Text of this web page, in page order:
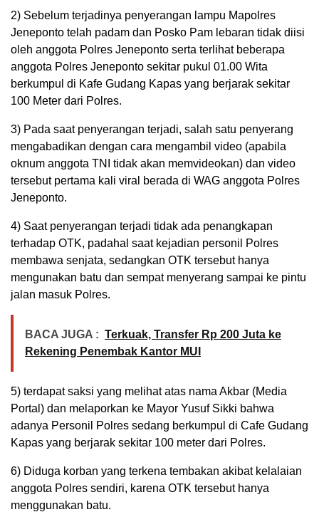
2) Sebelum terjadinya penyerangan lampu Mapolres
Jeneponto telah padam dan Posko Pam lebaran tidak diisi
oleh anggota Polres Jeneponto serta terlihat beberapa
anggota Polres Jeneponto sekitar pukul 01.00 Wita
berkumpul di Kafe Gudang Kapas yang berjarak sekitar
100 Meter dari Polres.
3) Pada saat penyerangan terjadi, salah satu penyerang
mengabadikan dengan cara mengambil video (apabila
oknum anggota TNI tidak akan memvideokan) dan video
tersebut pertama kali viral berada di WAG anggota Polres
Jeneponto.
4) Saat penyerangan terjadi tidak ada penangkapan
terhadap OTK, padahal saat kejadian personil Polres
membawa senjata, sedangkan OTK tersebut hanya
mengunakan batu dan sempat menyerang sampai ke pintu
jalan masuk Polres.
BACA JUGA : Terkuak, Transfer Rp 200 Juta ke
Rekening Penembak Kantor MUI
5) terdapat saksi yang melihat atas nama Akbar (Media
Portal) dan melaporkan ke Mayor Yusuf Sikki bahwa
adanya Personil Polres sedang berkumpul di Cafe Gudang
Kapas yang berjarak sekitar 100 meter dari Polres.
6) Diduga korban yang terkena tembakan akibat kelalaian
anggota Polres sendiri, karena OTK tersebut hanya
menggunakan batu.